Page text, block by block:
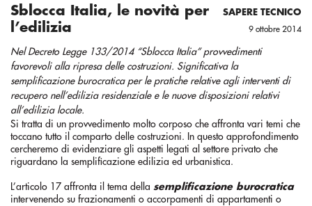
SAPERE TECNICO
9 ottobre 2014
Sblocca Italia, le novità per
l’edilizia
Nel Decreto Legge 133/2014 “Sblocca Italia” provvedimenti
favorevoli alla ripresa delle costruzioni. Significativa la
semplificazione burocratica per le pratiche relative agli interventi di
recupero nell’edilizia residenziale e le nuove disposizioni relativi
all’edilizia locale.
Si tratta di un provvedimento molto corposo che affronta vari temi che
toccano tutto il comparto delle costruzioni. In questo approfondimento
cercheremo di evidenziare gli aspetti legati al settore privato che
riguardano la semplificazione edilizia ed urbanistica.
L’articolo 17 affronta il tema della semplificazione burocratica
intervenendo su frazionamenti o accorpamenti di appartamenti o